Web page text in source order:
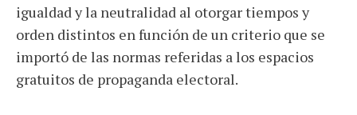
igualdad y la neutralidad al otorgar tiempos y
orden distintos en función de un criterio que se
importó de las normas referidas a los espacios
gratuitos de propaganda electoral.